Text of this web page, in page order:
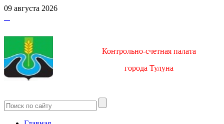
09 августа 2026
Контрольно-счетная палата
города Тулуна